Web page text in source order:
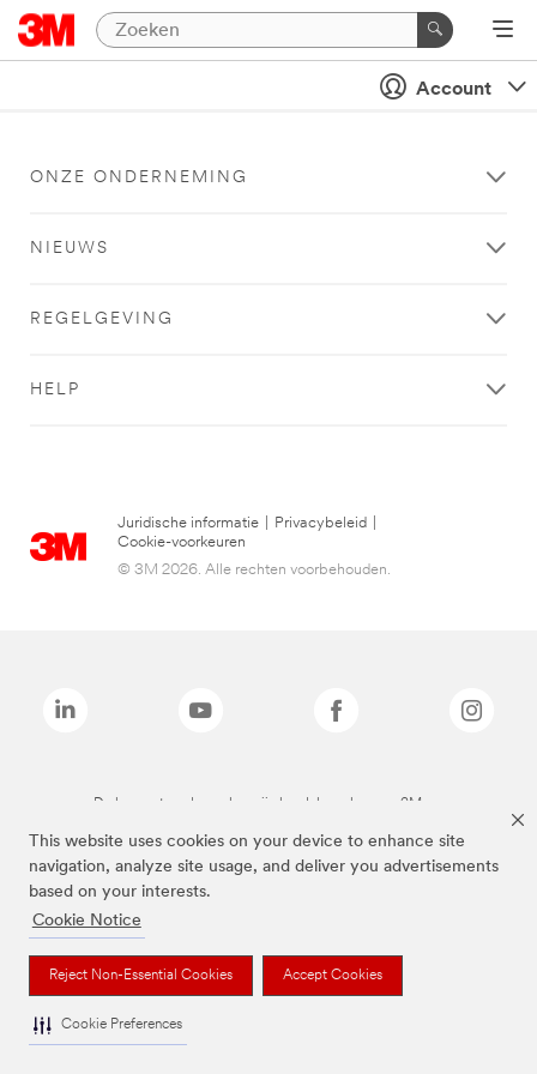
This website uses cookies on your device to enhance site
navigation, analyze site usage, and deliver you advertisements
based on your interests.
Cookie Notice
Reject Non-Essential Cookies Accept Cookies
Cookie Preferences
Account
ONZE ONDERNEMING
NIEUWS
REGELGEVING
HELP
Juridische informatie Privacybeleid
Cookie-voorkeuren
© 3M 2026. Alle rechten voorbehouden.
De bovenstaande merken zijn handelsmerken van 3M.we